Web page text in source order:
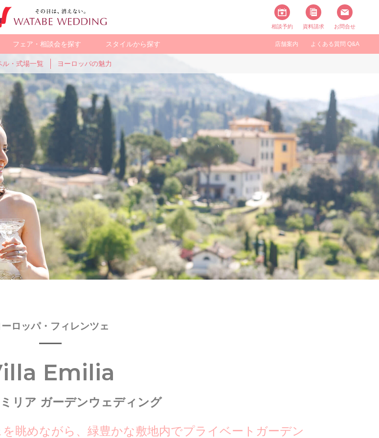
相談予約 資料請求 お問合せ
フェア・相談会を探す スタイルから探す 店舗案内 よくある質問 Q&A
ーストラリア バリ ヨーロッパ アメリカ
ーデン
ング
少人数で
アットホームに
WEB限定の
お得なプラン
スタイル一覧
ル・式場一覧 ヨーロッパの魅力
ーロッパ・フィレンツェ
Emilia
リア ガーデンウェディング
眺めながら、緑豊かな敷地内でプライベートガーデン